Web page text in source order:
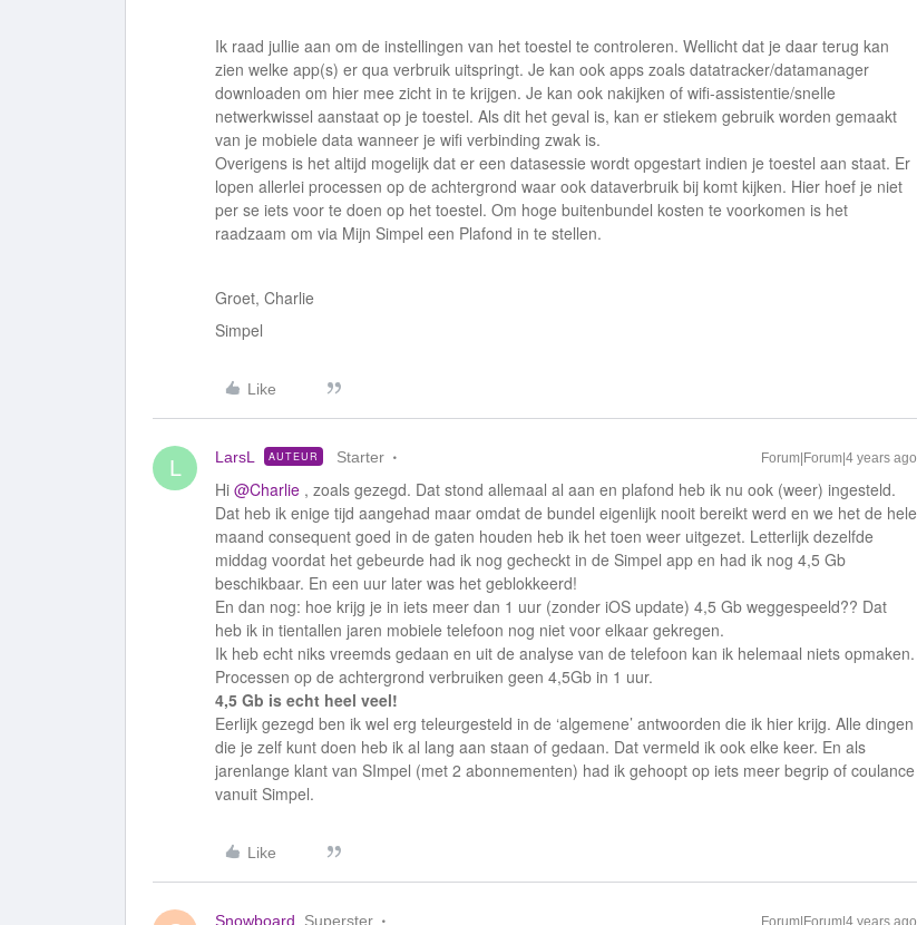
Ik raad jullie aan om de instellingen van het toestel te controleren. Wellicht dat je daar terug kan
zien welke app(s) er qua verbruik uitspringt. Je kan ook apps zoals datatracker/datamanager
downloaden om hier mee zicht in te krijgen. Je kan ook nakijken of wifi-assistentie/snelle
netwerkwissel aanstaat op je toestel. Als dit het geval is, kan er stiekem gebruik worden gemaakt
van je mobiele data wanneer je wifi verbinding zwak is.
Overigens is het altijd mogelijk dat er een datasessie wordt opgestart indien je toestel aan staat. Er
lopen allerlei processen op de achtergrond waar ook dataverbruik bij komt kijken. Hier hoef je niet
per se iets voor te doen op het toestel. Om hoge buitenbundel kosten te voorkomen is het
raadzaam om via Mijn Simpel een Plafond in te stellen.
Groet, Charlie
Simpel
Like
L LarsL AUTEUR Starter Forum|Forum|4 years ago
Hi @Charlie , zoals gezegd. Dat stond allemaal al aan en plafond heb ik nu ook (weer) ingesteld.
Dat heb ik enige tijd aangehad maar omdat de bundel eigenlijk nooit bereikt werd en we het de hele
maand consequent goed in de gaten houden heb ik het toen weer uitgezet. Letterlijk dezelfde
middag voordat het gebeurde had ik nog gecheckt in de Simpel app en had ik nog 4,5 Gb
beschikbaar. En een uur later was het geblokkeerd!
En dan nog: hoe krijg je in iets meer dan 1 uur (zonder iOS update) 4,5 Gb weggespeeld?? Dat
heb ik in tientallen jaren mobiele telefoon nog niet voor elkaar gekregen.
Ik heb echt niks vreemds gedaan en uit de analyse van de telefoon kan ik helemaal niets opmaken.
Processen op de achtergrond verbruiken geen 4,5Gb in 1 uur.
4,5 Gb is echt heel veel!
Eerlijk gezegd ben ik wel erg teleurgesteld in de ‘algemene’ antwoorden die ik hier krijg. Alle dingen
die je zelf kunt doen heb ik al lang aan staan of gedaan. Dat vermeld ik ook elke keer. En als
jarenlange klant van SImpel (met 2 abonnementen) had ik gehoopt op iets meer begrip of coulance
vanuit Simpel.
Like
Snowboard Superster Forum|Forum|4 years ago